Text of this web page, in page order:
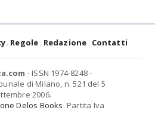
Regole Redazione Contatti
- ISSN 1974-8248 -
di Milano, n. 521 del 5
2006.
Delos Books. Partita Iva